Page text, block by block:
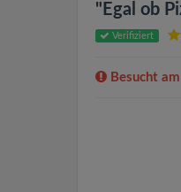
"Egal ob
Verifiziert
Besucht